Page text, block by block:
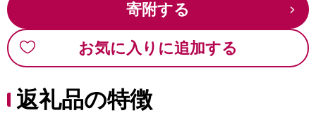
寄附する
お気に入りに追加する
返礼品の特徴